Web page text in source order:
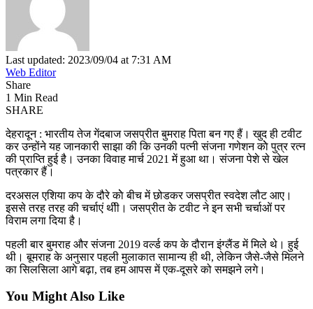
Last updated: 2023/09/04 at 7:31 AM
Web Editor
Share
1 Min Read
SHARE
देहरादून : भारतीय तेज गेंदबाज जसप्रीत बुमराह पिता बन गए हैं। खुद ही टवीट
कर उन्‍होंने यह जानकारी साझा की कि उनकी पत्‍नी संजना गणेशन काेे पुत्र रत्‍न
की प्राप्ति हुई है। उनका विवाह मार्च 2021 में हुआ था। संजना पेशे से खेल
पत्रकार हैं।
दरअसल एशिया कप के दौरे काेे बीच में छोडकर जसप्रीत स्‍वदेश लौट आए।
इससे तरह तरह की चर्चाएं थीी। जसप्रीत के टवीट ने इन सभी चर्चाओं पर
विराम लगा दिया है।
पहली बार बुमराह और संजना 2019 वर्ल्ड कप के दौरान इंग्‍लैंड में मिले थे। हुई
थी। बूमराह के अनुसार पहली मुलाकात सामान्‍य ही थी, लेकिन जैसे-जैसे मिलने
का सिलसिला आगे बढ़ा, तब हम आपस में एक-दूसरे को समझने लगे।
You Might Also Like